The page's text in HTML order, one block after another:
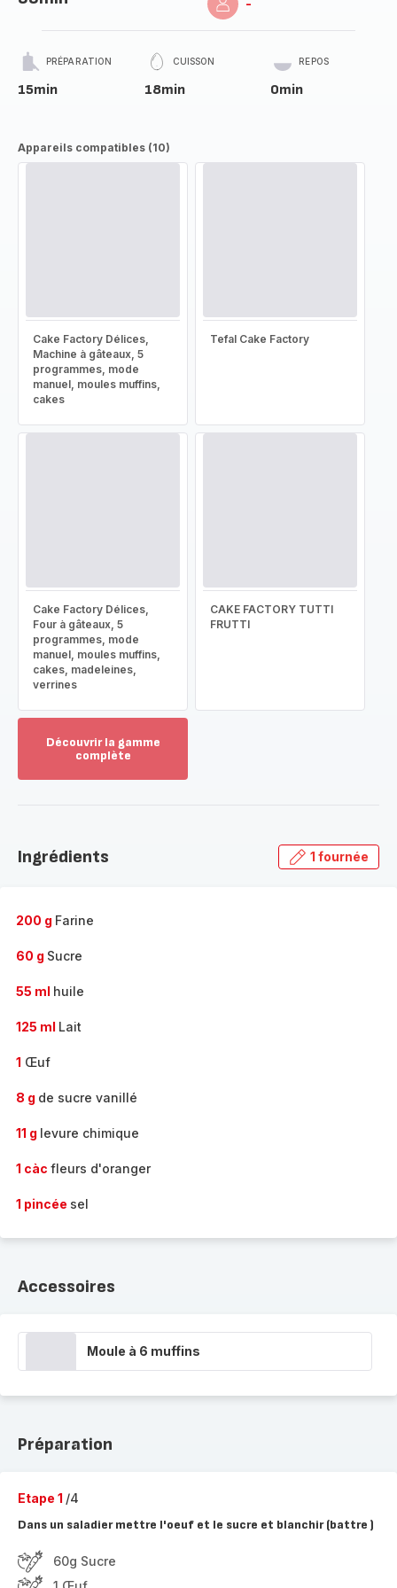
-
PRÉPARATION
15min
CUISSON
18min
REPOS
0min
Appareils compatibles (10)
Cake Factory Délices,
Machine à gâteaux, 5
programmes, mode
manuel, moules muffins,
cakes
Tefal Cake Factory
Cake Factory Délices,
Four à gâteaux, 5
programmes, mode
manuel, moules muffins,
cakes, madeleines,
verrines
CAKE FACTORY TUTTI
FRUTTI
Découvrir la gamme
complète
gamme
Ingrédients 1 fournée
200 g Farine
60 g Sucre
55 ml huile
125 ml Lait
1 Œuf
8 g de sucre vanillé
11 g levure chimique
1 càc fleurs d'oranger
1 pincée sel
Accessoires
Moule à 6 muffins
Préparation
Etape 1 /4
Dans un saladier mettre l'oeuf et le sucre et blanchir (battre )
60g Sucre